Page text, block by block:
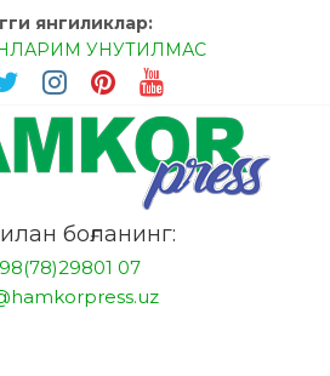
янгиликлар:
УНУТИЛМАС
АНА ЭНДИ ИККАЛАНГ ҲАМ
ТАН БЕРИНГЛАР!
ОРҚАЛИ ШИФО
ИШЛАШ ОСОНМИ?
ЎЗ ҚЎЛИМИЗДА
боғланинг:
07